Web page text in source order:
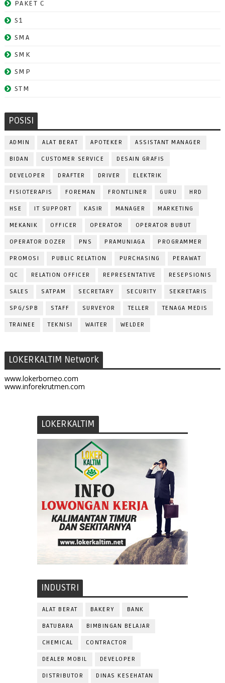
PAKET C
S1
SMA
SMK
SMP
STM
POSISI
ADMIN ALAT BERAT APOTEKER ASSISTANT MANAGER
BIDAN CUSTOMER SERVICE DESAIN GRAFIS
DEVELOPER DRAFTER DRIVER ELEKTRIK
FISIOTERAPIS FOREMAN FRONTLINER GURU HRD
HSE IT SUPPORT KASIR MANAGER MARKETING
MEKANIK OFFICER OPERATOR OPERATOR BUBUT
OPERATOR DOZER PNS PRAMUNIAGA PROGRAMMER
PROMOSI PUBLIC RELATION PURCHASING PERAWAT
QC RELATION OFFICER REPRESENTATIVE RESEPSIONIS
SALES SATPAM SECRETARY SECURITY SEKRETARIS
SPG/SPB STAFF SURVEYOR TELLER TENAGA MEDIS
TRAINEE TEKNISI WAITER WELDER
LOKERKALTIM Network
www.lokerborneo.com
www.inforekrutmen.com
LOKERKALTIM
INDUSTRI
ALAT BERAT BAKERY BANK
BATUBARA BIMBINGAN BELAJAR
CHEMICAL CONTRACTOR
DEALER MOBIL DEVELOPER
DISTRIBUTOR DINAS KESEHATAN